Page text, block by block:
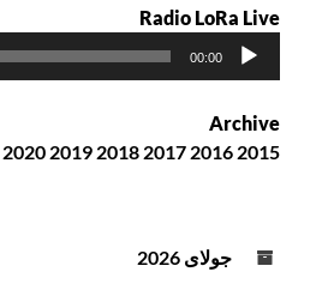
Radio LoRa Live
ک
ن
ه
00:00
Archive
2015
2016
2017
2018
2019
2020
جولای 2026